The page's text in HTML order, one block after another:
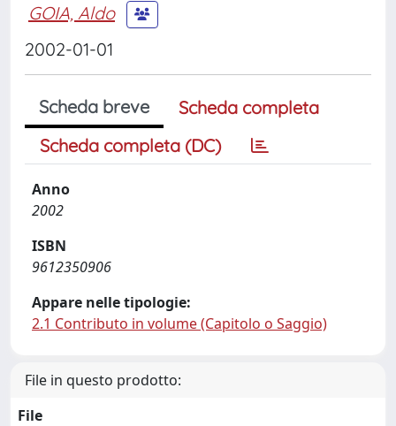
GOIA, Aldo
2002-01-01
Scheda breve
Scheda completa
Scheda completa (DC)
Anno
2002
ISBN
9612350906
Appare nelle tipologie:
2.1 Contributo in volume (Capitolo o Saggio)
File in questo prodotto:
File